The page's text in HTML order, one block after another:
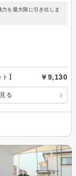
を最大限に引き出しま
】 ￥9,130
る